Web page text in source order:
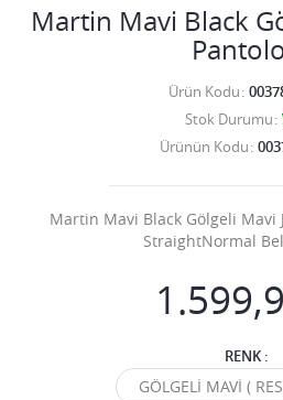
Martin Mavi Black
Ürün Kodu
Stok Durumu
Ürünün Kodu
Martin Mavi Black Gölgeli Mavi
StraightNormal
RENK :